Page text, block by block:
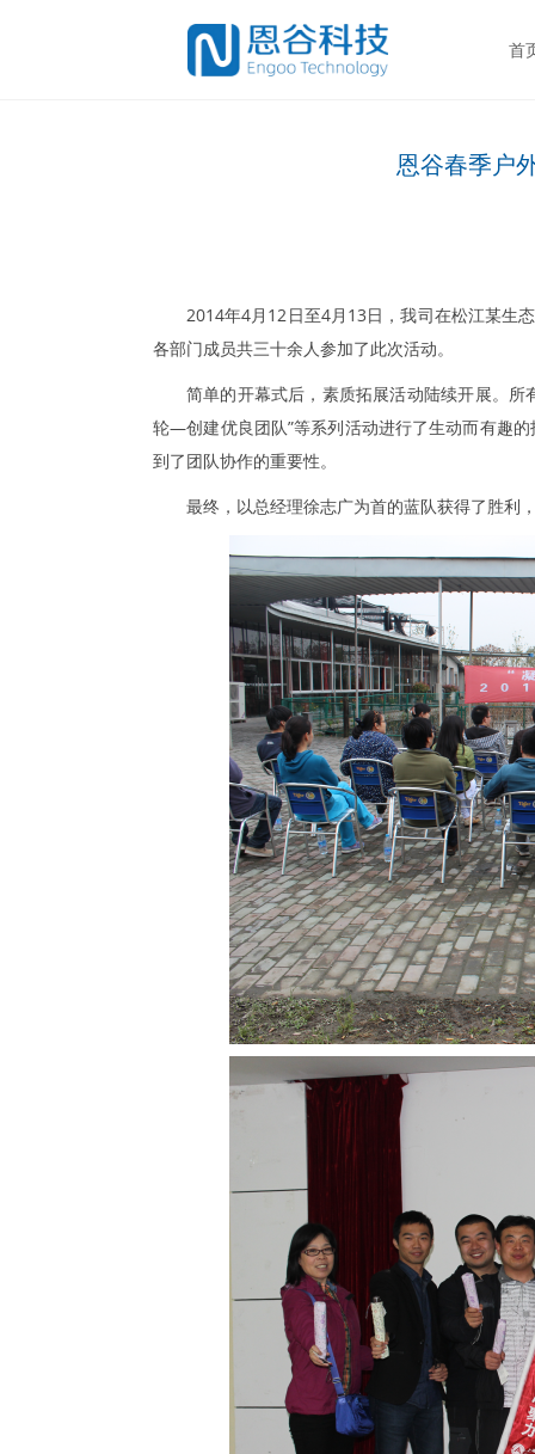
首
恩谷春季户
2014年4月12日至4月13日，我司在松江某生
各部门成员共三十余人参加了此次活动。
简单的开幕式后，素质拓展活动陆续开展。
轮—创建优良团队”等系列活动进行了生动而有趣
到了团队协作的重要性。
最终，以总经理徐志广为首的蓝队获得了胜利